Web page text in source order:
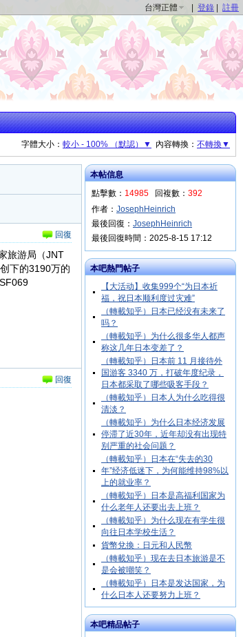
台灣正體 登錄 註冊
字體大小： 較小 - 100% （默認）▼ 內容轉換： 不轉換▼
回復
旅游局（JNT
下的3190万的
回復
本帖信息
點擊數： 14985 回複數： 392
作者： JosephHeinrich
最後回復： JosephHeinrich
最後回復時間：2025-8-15 17:12
本吧熱門帖子
【大活动】收集999个“为日本祈
福，祝日本顺利度过灾难”
（轉載知乎）日本已经没有未来了
吗？
（轉載知乎）为什么很多华人都声
称这几年日本变差了？
（轉載知乎）日本前 11 月接待外
国游客 3340 万，打破年度纪录，
日本都采取了哪些吸客手段？
（轉載知乎）日本人为什么吃得很
清淡？
（轉載知乎）为什么日本经济发展
停滞了近30年，近年却没有出现特
别严重的社会问题？
（轉載知乎）日本在“失去的30
年”经济低迷下，为何能维持98%以
上的就业率？
（轉載知乎）日本是高福利国家为
什么老年人还要出去上班？
（轉載知乎）为什么现在有学生很
向往日本学校生活？
貨幣兌換：日元和人民幣
（轉載知乎）现在去日本旅游是不
是会被嘲笑？
（轉載知乎）日本是发达国家，为
什么日本人还要努力上班？
本吧精品帖子